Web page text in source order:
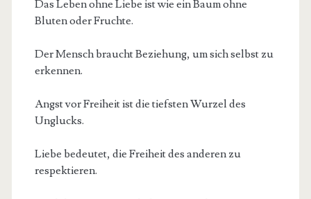
Das Leben ohne Liebe ist wie ein Baum ohne
Bluten oder Fruchte.
Der Mensch braucht Beziehung, um sich selbst zu
erkennen.
Angst vor Freiheit ist die tiefsten Wurzel des
Unglucks.
Liebe bedeutet, die Freiheit des anderen zu
respektieren.